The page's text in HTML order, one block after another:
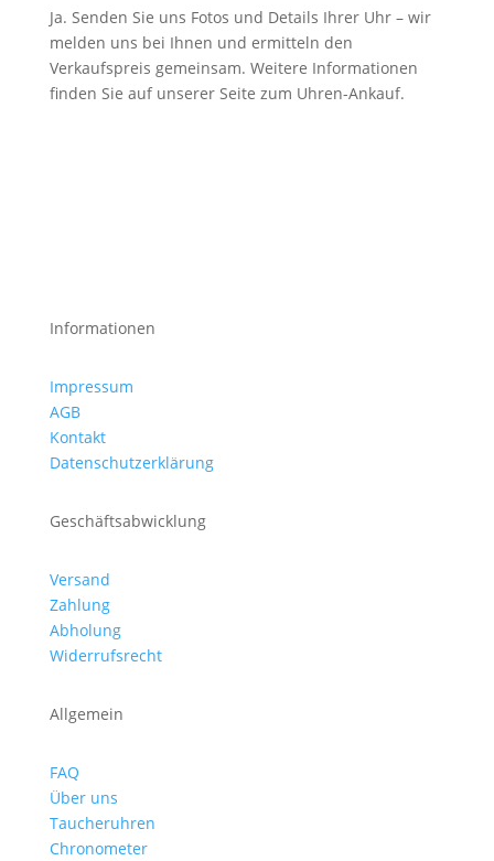
Ja. Senden Sie uns Fotos und Details Ihrer Uhr – wir
melden uns bei Ihnen und ermitteln den
Verkaufspreis gemeinsam. Weitere Informationen
finden Sie auf unserer Seite zum Uhren-Ankauf.
Informationen
Impressum
AGB
Kontakt
Datenschutzerklärung
Geschäftsabwicklung
Versand
Zahlung
Abholung
Widerrufsrecht
Allgemein
FAQ
Über uns
Taucheruhren
Chronometer